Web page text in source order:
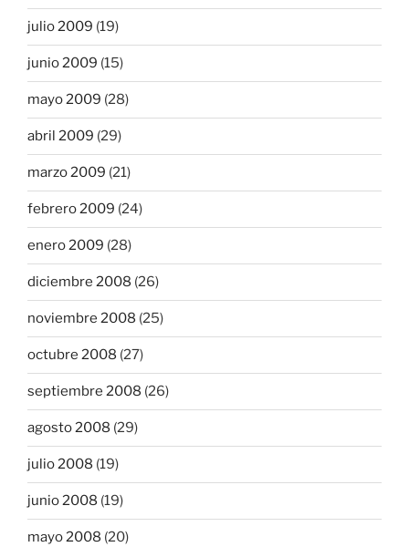
julio 2009 (19)
junio 2009 (15)
mayo 2009 (28)
abril 2009 (29)
marzo 2009 (21)
febrero 2009 (24)
enero 2009 (28)
diciembre 2008 (26)
noviembre 2008 (25)
octubre 2008 (27)
septiembre 2008 (26)
agosto 2008 (29)
julio 2008 (19)
junio 2008 (19)
mayo 2008 (20)